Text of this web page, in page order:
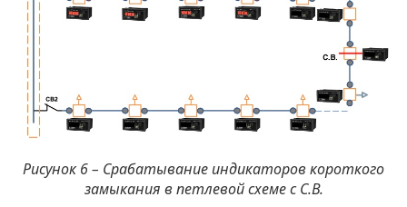
Рисунок 6 – Срабатывание индикаторов короткого
замыкания в петлевой схеме с С.В.